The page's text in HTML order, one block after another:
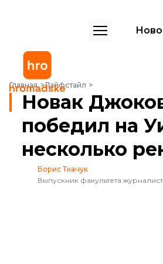
Главная Лайфстайл
Новак Джокович в шестой раз за
Новак
победил на
несколько
Борис Ткачук
Выпускник факультета